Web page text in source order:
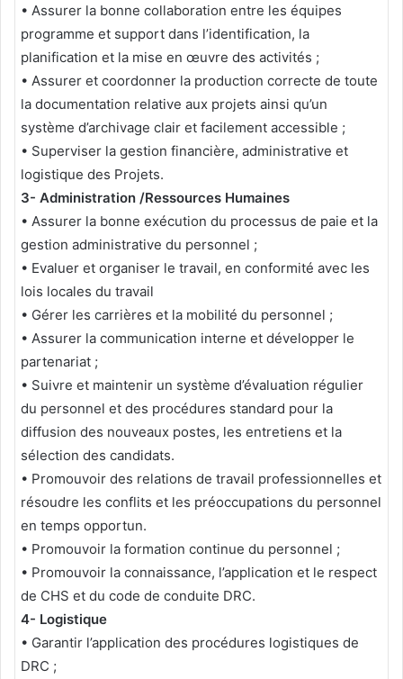
• Assurer la bonne collaboration entre les équipes
programme et support dans l’identification, la
planification et la mise en œuvre des activités ;
• Assurer et coordonner la production correcte de toute
la documentation relative aux projets ainsi qu’un
système d’archivage clair et facilement accessible ;
• Superviser la gestion financière, administrative et
logistique des Projets.
3- Administration /Ressources Humaines
• Assurer la bonne exécution du processus de paie et la
gestion administrative du personnel ;
• Evaluer et organiser le travail, en conformité avec les
lois locales du travail
• Gérer les carrières et la mobilité du personnel ;
• Assurer la communication interne et développer le
partenariat ;
• Suivre et maintenir un système d’évaluation régulier
du personnel et des procédures standard pour la
diffusion des nouveaux postes, les entretiens et la
sélection des candidats.
• Promouvoir des relations de travail professionnelles et
résoudre les conflits et les préoccupations du personnel
en temps opportun.
• Promouvoir la formation continue du personnel ;
• Promouvoir la connaissance, l’application et le respect
de CHS et du code de conduite DRC.
4- Logistique
• Garantir l’application des procédures logistiques de
DRC ;